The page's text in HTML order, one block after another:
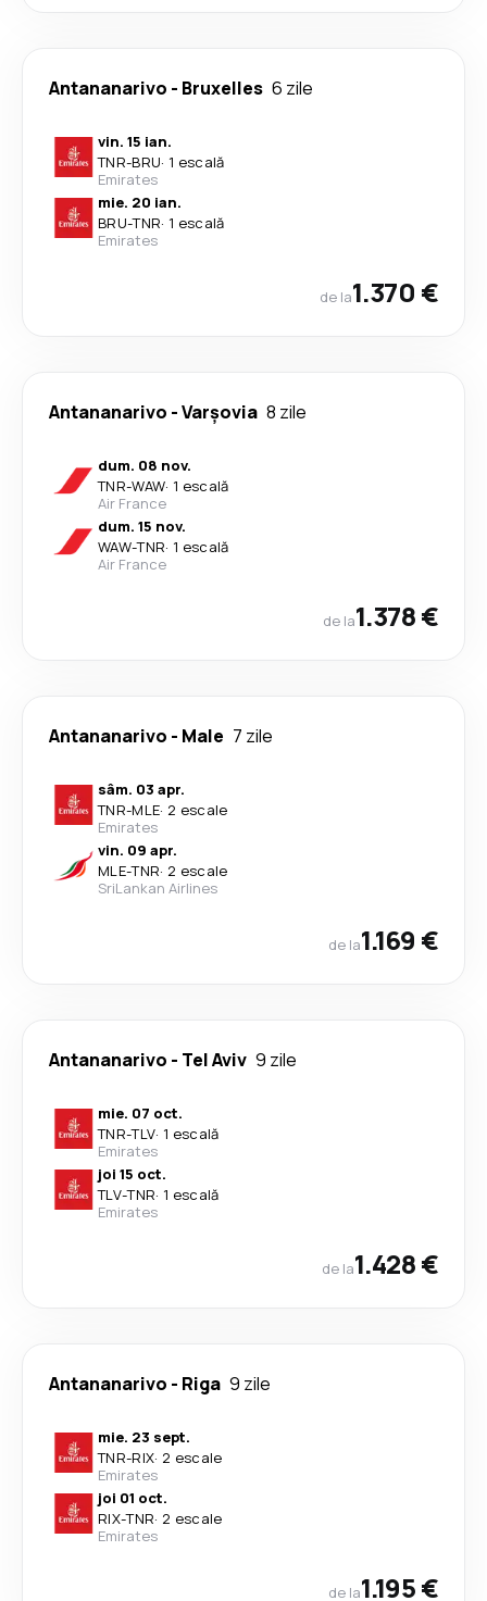
Antananarivo - Bruxelles 6 zile
vin. 15 ian.
TNR-BRU· 1 escală
Emirates
mie. 20 ian.
BRU-TNR· 1 escală
Emirates
de la1.370 €
Antananarivo -Varşovia 8 zile
dum. 08 nov.
TNR-WAW· 1 escală
Air France
dum. 15 nov.
WAW-TNR· 1 escală
Air France
de la1.378 €
Antananarivo - Male 7 zile
sâm. 03 apr.
TNR-MLE· 2 escale
Emirates
vin. 09 apr.
MLE-TNR· 2 escale
SriLankan Airlines
de la1.169 €
Antananarivo - Tel Aviv 9 zile
mie. 07 oct.
TNR-TLV· 1 escală
Emirates
joi 15 oct.
TLV-TNR· 1 escală
Emirates
de la1.428 €
Antananarivo - Riga 9 zile
mie. 23 sept.
TNR-RIX· 2 escale
Emirates
joi 01 oct.
RIX-TNR· 2 escale
Emirates
de la1.195 €